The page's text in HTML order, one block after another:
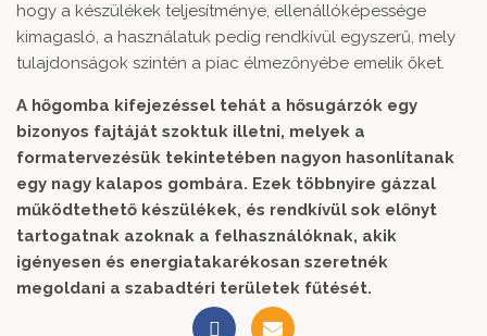
hogy a készülékek teljesítménye, ellenállóképessége
kimagasló, a használatuk pedig rendkívül egyszerű, mely
tulajdonságok szintén a piac élmezőnyébe emelik őket.
A hőgomba kifejezéssel tehát a hősugárzók egy
bizonyos fajtáját szoktuk illetni, melyek a
formatervezésük tekintetében nagyon hasonlítanak
egy nagy kalapos gombára. Ezek többnyire gázzal
működtethető készülékek, és rendkívül sok előnyt
tartogatnak azoknak a felhasználóknak, akik
igényesen és energiatakarékosan szeretnék
megoldani a szabadtéri területek fűtését.